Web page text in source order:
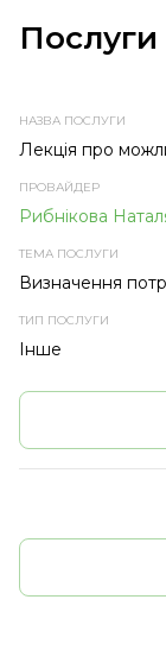
Послуги
НАЗВА ПРОВАЙДЕР
Лекція про
Рибнікова
Визначення
Інше